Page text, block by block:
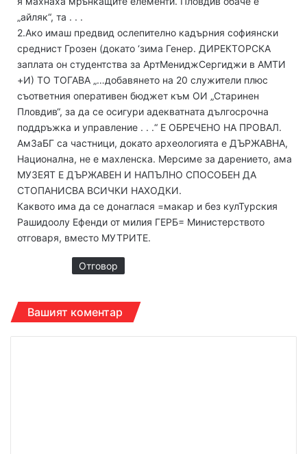
„айляк“, та . . .
2.Ако имаш предвид ослепително кадърния софиянски
среднист Грозен (докато ‘зима Генер. ДИРЕКТОРСКА
заплата он студентства за АртМениджСергиджи в АМТИ
+И) ТО ТОГАВА „…добавянето на 20 служители плюс
съответния оперативен бюджет към ОИ „Старинен
Пловдив“, за да се осигури адекватната дългосрочна
поддръжка и управление . . .“ Е ОБРЕЧЕНО НА ПРОВАЛ.
АмЗаБГ са частници, докато археологията е ДЪРЖАВНА,
Национална, не е махленска. Мерсиме за дарението, ама
МУЗЕЯТ Е ДЪРЖАВЕН И НАПЪЛНО СПОСОБЕН ДА
СТОПАНИСВА ВСИЧКИ НАХОДКИ.
Каквото има да се донаглася =макар и без кулТурския
Рашидоолу Ефенди от милия ГЕРБ= Министерството
отговаря, вместо МУТРИТЕ.
Отговор
Вашият коментар